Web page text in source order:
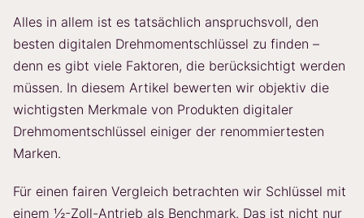
Alles in allem ist es tatsächlich anspruchsvoll, den
besten digitalen Drehmomentschlüssel zu finden –
denn es gibt viele Faktoren, die berücksichtigt werden
müssen. In diesem Artikel bewerten wir objektiv die
wichtigsten Merkmale von Produkten digitaler
Drehmomentschlüssel einiger der renommiertesten
Marken.
Für einen fairen Vergleich betrachten wir Schlüssel mit
einem ½-Zoll-Antrieb als Benchmark. Das ist nicht nur